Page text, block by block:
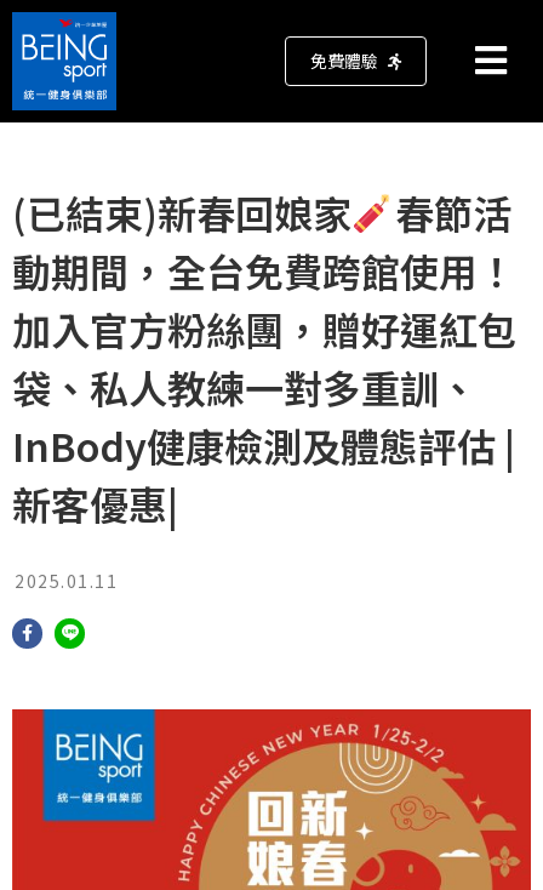
免費體驗
(已結束)新春回娘家
春節活
動期間，全台免費跨館使用！
加入官方粉絲團，贈好運紅包
袋、私人教練一對多重訓、
InBody健康檢測及體態評估 |
新客優惠|
2025.01.11